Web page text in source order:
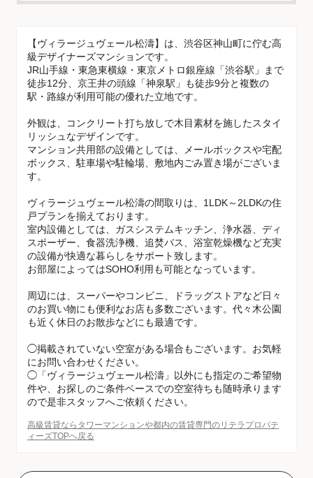
【ヴィラージュヴェール松濤】は、渋谷区神山町に佇む高
級デザイナーズマンションです。
JR山手線・東急東横線・東京メトロ銀座線「渋谷駅」まで
徒歩12分、京王井の頭線「神泉駅」も徒歩9分と複数の
駅・路線が利用可能の優れた立地です。
外観は、コンクリート打ち放しで木目素材を施したスタイ
リッシュなデザインです。
マンション共用部の設備としては、メールボックスや宅配
ボックス、駐車場や駐輪場、敷地内ごみ置き場がございま
す。
ヴィラージュヴェール松濤の間取りは、1LDK～2LDKの住
戸プランを揃えております。
室内設備としては、ガスシステムキッチン、浄水器、ディ
スポーザー、食器洗浄機、追焚バス、浴室乾燥機など充実
の設備が快適な暮らしをサポート致します。
お部屋によってはSOHO利用も可能となっています。
周辺には、スーパーやコンビニ、ドラッグストアなど日々
のお買い物にも便利なお店も多数ございます。代々木公園
も近く休日のお散歩などにも最適です。
◯掲載されていない空室がある場合もございます。お気軽
にお問い合わせください。
◯「ヴィラージュヴェール松濤」以外にも指定のご希望物
件や、お探しのご条件ベースでの空室待ちも随時承ります
ので是非スタッフへご依頼ください。
高級賃貸ならタワーマンションや都内の賃貸専門のリテラプロパテ
ィーズTOPへ戻る